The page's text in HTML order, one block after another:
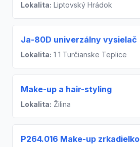
Lokalita: Liptovský Hrádok
Ja-80D univerzálny vysielač
Lokalita: 1 1 Turčianske Teplice
Make-up a hair-styling
Lokalita: Žilina
P264.016 Make-up zrkadielko